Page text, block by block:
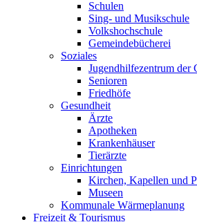
Schulen
Sing- und Musikschule
Volkshochschule
Gemeindebücherei
Soziales
Jugendhilfezentrum der
Senioren
Friedhöfe
Gesundheit
Ärzte
Apotheken
Krankenhäuser
Tierärzte
Einrichtungen
Kirchen, Kapellen und
Museen
Kommunale Wärmeplanung
Freizeit & Tourismus